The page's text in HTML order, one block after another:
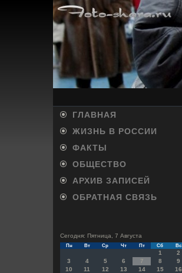
ГЛАВНАЯ
ЖИЗНЬ В РОССИИ
ФАКТЫ
ОБЩЕСТВО
АРХИВ ЗАПИСЕЙ
ОБРАТНАЯ СВЯЗЬ
Сегодня: Пятница, 7 Августа
Пн Вт Ср Чт Пт Сб Вс
1
2
3
4 5 6 7 8
9
10
11 12 13 14 15
16